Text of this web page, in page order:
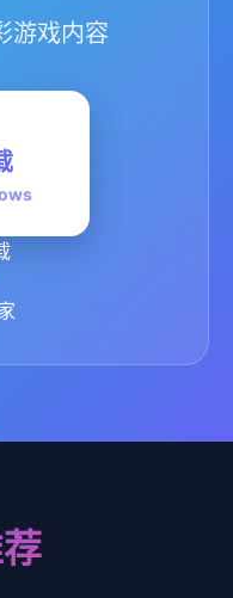
游戏内容